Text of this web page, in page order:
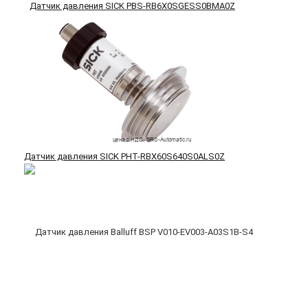
Датчик давления SICK PBS-RB6X0SGESS0BMA0Z
Датчик давления SICK PHT-RBX60S640S0ALS0Z